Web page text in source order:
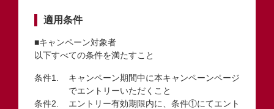
適用条件
■キャンペーン対象者
以下すべての条件を満たすこと
キャンペーン期間中に本キャンペーンページ
でエントリーいただくこと
エントリー有効期限内に、条件①にてエント